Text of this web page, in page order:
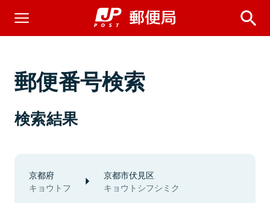
郵便番号検索
検索結果
京都府
キョウトフ
京都市伏見区
キョウトシフシミク